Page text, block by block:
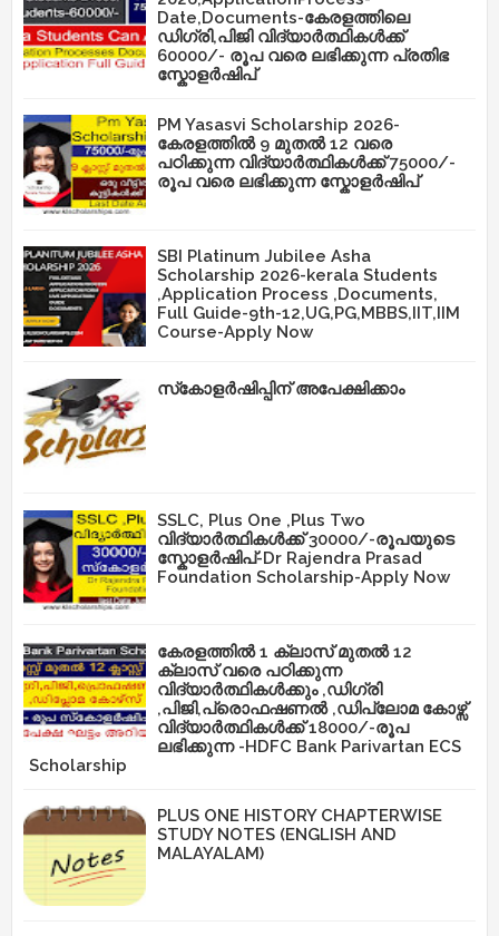
Date,Documents-കേരളത്തിലെ
ഡിഗ്രി,പിജി വിദ്യാർത്ഥികൾക്ക്
60000/- രൂപ വരെ ലഭിക്കുന്ന പ്രതിഭ
സ്കോളർഷിപ്
PM Yasasvi Scholarship 2026-
കേരളത്തിൽ 9 മുതൽ 12 വരെ
പഠിക്കുന്ന വിദ്യാർത്ഥികൾക്ക് 75000/-
രൂപ വരെ ലഭിക്കുന്ന സ്കോളർഷിപ്
SBI Platinum Jubilee Asha
Scholarship 2026-kerala Students
,Application Process ,Documents,
Full Guide-9th-12,UG,PG,MBBS,IIT,IIM
Course-Apply Now
സ്‌കോളർഷിപ്പിന് അപേക്ഷിക്കാം
SSLC, Plus One ,Plus Two
വിദ്യാർത്ഥികൾക്ക് 30000/-രൂപയുടെ
സ്കോളർഷിപ്-Dr Rajendra Prasad
Foundation Scholarship-Apply Now
കേരളത്തിൽ 1 ക്ലാസ് മുതൽ 12
ക്ലാസ് വരെ പഠിക്കുന്ന
വിദ്യാർത്ഥികൾക്കും ,ഡിഗ്രി
,പിജി,പ്രൊഫഷണൽ ,ഡിപ്ലോമ കോഴ്സ്
വിദ്യാർത്ഥികൾക്ക് 18000/-രൂപ
ലഭിക്കുന്ന -HDFC Bank Parivartan ECS
Scholarship
PLUS ONE HISTORY CHAPTERWISE
STUDY NOTES (ENGLISH AND
MALAYALAM)